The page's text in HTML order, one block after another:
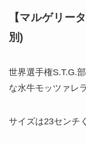
【マルゲリー
別)
世界選手権S.T.G.
な水牛モッツァレ
サイズは23センチ